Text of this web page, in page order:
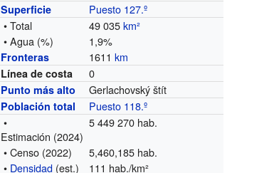
Superficie
Puesto 127.º
• Total
49 035km²
• Agua (%)
1,9%
Fronteras 1611km
Línea de costa 0
Punto más alto Gerlachovský štít
Población total
Puesto 118.º
•
Estimación (2024)
5 449 270 hab.
• Censo (2022)
5,460,185 hab.
• Densidad (est.) 111 hab./km²